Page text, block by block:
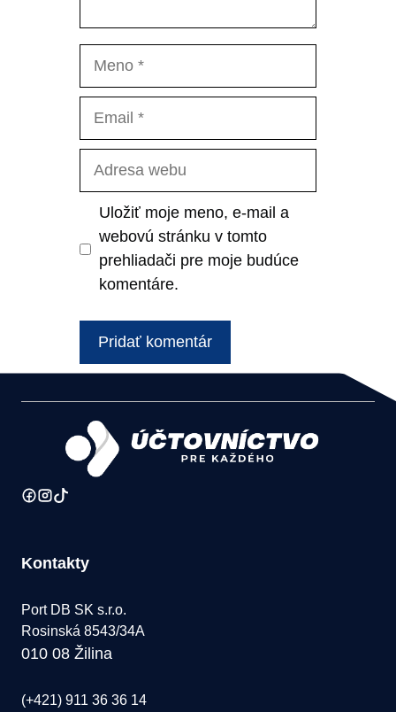
Adresa
Uložiť moje meno, e-mail a
webovú stránku v tomto
prehliadači pre moje budúce
komentáre.
Kontakty
Port DB SK s.r.o.
Rosinská 8543/34A
010 08 Žilina
(+421) 911 36 36 14